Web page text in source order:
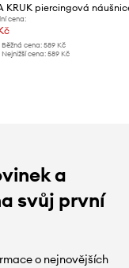
cena:
Běžná cena: 589 Kč
Nejnižší cena: 589 Kč
a
svůj první
o nejnovějších